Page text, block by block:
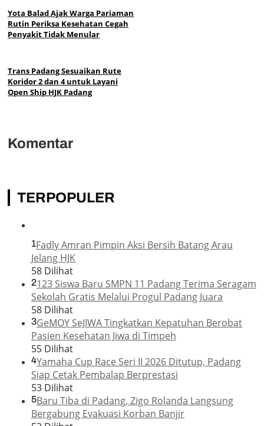
Yota Balad Ajak Warga Pariaman
Rutin Periksa Kesehatan Cegah
Penyakit Tidak Menular
Trans Padang Sesuaikan Rute
Koridor 2 dan 4 untuk Layani
Open Ship HJK Padang
Komentar
TERPOPULER
1Fadly Amran Pimpin Aksi Bersih Batang Arau
Jelang HJK
58 Dilihat
2123 Siswa Baru SMPN 11 Padang Terima Seragam
Sekolah Gratis Melalui Progul Padang Juara
58 Dilihat
3GeMOY SeJIWA Tingkatkan Kepatuhan Berobat
Pasien Kesehatan Jiwa di Timpeh
55 Dilihat
4Yamaha Cup Race Seri II 2026 Ditutup, Padang
Siap Cetak Pembalap Berprestasi
53 Dilihat
5Baru Tiba di Padang, Zigo Rolanda Langsung
Bergabung Evakuasi Korban Banjir